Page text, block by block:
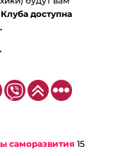
доступна
саморазвития 15